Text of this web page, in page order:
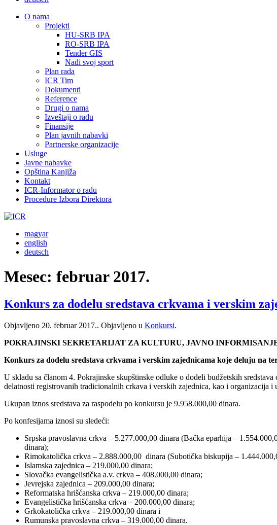
О nama
Projekti
HU-SRB IPA
RO-SRB IPA
Tender GIS
Nađi svoj sport
Plan rada
ICR Tim
Dokumenti
Reference
Drugi o nama
Izveštaji o radu
Finansije
Plan javnih nabavki
Partnerske organizacije
Usluge
Javne nabavke
Opština Kanjiža
Kontakt
ICR-Informator o radu
Procedure Izbora Direktora
magyar
english
deutsch
Mesec: februar 2017.
Konkurs za dodelu sredstava crkvama i verskim
Objavljeno 20. februar 2017.. Objavljeno u Konkursi.
POKRAJINSKI SEKRETARIJAT ZA KULTURU, JAVNO
Konkurs za dodelu sredstava crkvama i verskim zajednicama koje deluju na
U skladu sa članom 4. Pokrajinske skupštinske odluke o dodeli budžetskih
delatnosti registrovanih tradicionalnih crkava i verskih zajednica, kao i
Ukupan iznos sredstava za raspodelu po konkursu je 9.958.000,00 dinara.
Po konfesijama iznosi su sledeći:
Srpska pravoslavna crkva – 5.277.000,00 dinara (Bačka eparhija –
dinara);
Rimokatolička crkva – 2.888.000,00 dinara (Subotička biskupija –
Islamska zajednica – 219.000,00 dinara;
Slovačka evangelistička a.v. crkva – 408.000,00 dinara;
Jevrejska zajednica – 209.000,00 dinara;
Reformatska hrišćanska crkva – 219.000,00 dinara;
Evangelistička hrišćanska crkva – 200.000,00 dinara;
Grkokatolička crkva – 219.000,00 dinara i
Rumunska pravoslavna crkva – 319.000,00 dinara.